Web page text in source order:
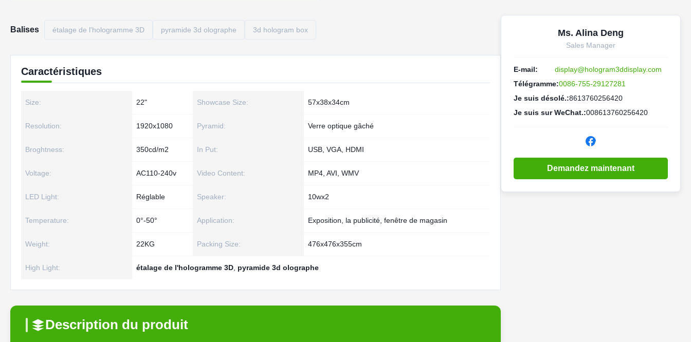
Balises étalage de l'hologramme 3D pyramide 3d olographe 3d hologram box
Caractéristiques
Size: 22" Showcase Size: 57x38x34cm
Resolution: 1920x1080 Pyramid: Verre optique gâché
Broghtness: 350cd/m2 In Put: USB, VGA, HDMI
Voltage: AC110-240v Video Content: MP4, AVI, WMV
LED Light: Réglable Speaker: 10wx2
Temperature: 0°-50° Application: Exposition, la publicité, fenêtre de magasin
Weight: 22KG Packing Size: 476x476x355cm
High Light: étalage de l'hologramme 3D pyramide 3d olographe
Description du produit
Ms. Alina Deng
Sales Manager
E-mail:
display@hologram3ddisplay.com
Télégramme:0086-755-29127281
Je suis désolé.:8613760256420
Je suis sur WeChat.:008613760256420
Demandez maintenant